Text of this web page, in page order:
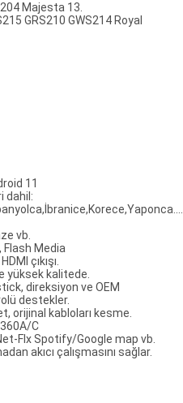
Majesta 13.
GRS210 GWS214 Royal
11
dahil:
vb.
Flash Media
çıkışı.
yüksek kalitede.
direksiyon ve OEM
destekler.
orijinal kabloları kesme.
C
Flx Spotify/Google map vb.
akıcı çalışmasını sağlar.